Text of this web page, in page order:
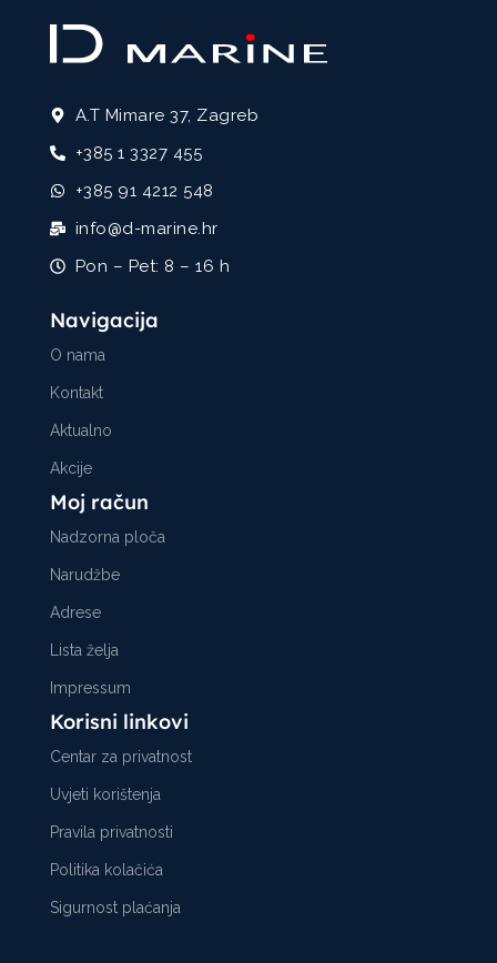
A.T Mimare 37, Zagreb
+385 1 3327 455
+385 91 4212 548
info@d-marine.hr
Pon – Pet: 8 – 16 h
Navigacija
O nama
Kontakt
Aktualno
Akcije
Moj račun
Nadzorna ploča
Narudžbe
Adrese
Lista želja
Impressum
Korisni linkovi
Centar za privatnost
Uvjeti korištenja
Pravila privatnosti
Politika kolačića
Sigurnost plaćanja